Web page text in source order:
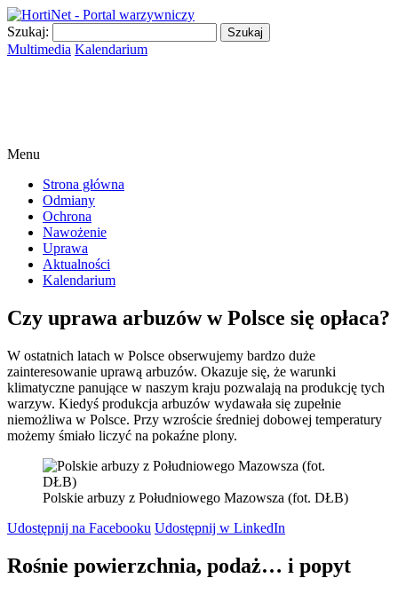
Szukaj:
Multimedia Kalendarium
Menu
Strona główna
Odmiany
Ochrona
Nawożenie
Uprawa
Aktualności
Kalendarium
Czy uprawa arbuzów w Polsce się opłaca?
W ostatnich latach w Polsce obserwujemy bardzo duże
zainteresowanie uprawą arbuzów. Okazuje się, że warunki
klimatyczne panujące w naszym kraju pozwalają na produkcję tych
warzyw. Kiedyś produkcja arbuzów wydawała się zupełnie
niemożliwa w Polsce. Przy wzroście średniej dobowej temperatury
możemy śmiało liczyć na pokaźne plony.
Polskie arbuzy z Południowego Mazowsza (fot. DŁB)
Udostępnij na Facebooku Udostępnij w LinkedIn
Rośnie powierzchnia, podaż… i popyt